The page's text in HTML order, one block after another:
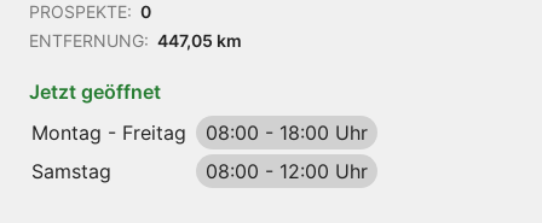
PROSPEKTE: 0
ENTFERNUNG: 447,05 km
Jetzt geöffnet
Montag - Freitag
08:00 - 18:00 Uhr
Samstag
08:00 - 12:00 Uhr